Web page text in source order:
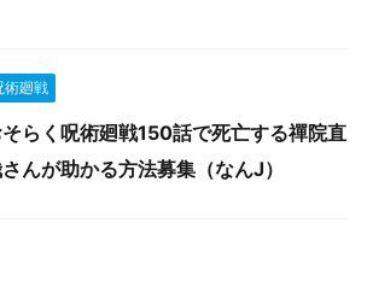
術廻戦
らく呪術廻戦150話で死亡する禪院直
んが助かる方法募集（なんJ）